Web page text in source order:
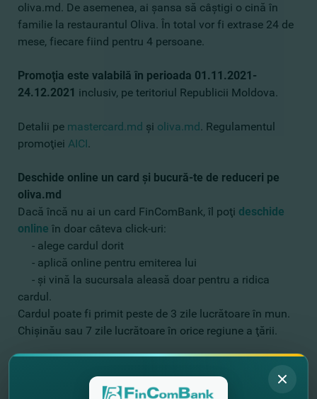
oliva.md. De asemenea, ai şansa să câştigi o cină în
familie la restaurantul Oliva. În total vor fi extrase 24 de
mese, fiecare fiind pentru 4 persoane.
Promoţia este valabilă în perioada 01.11.2021-
24.12.2021 inclusiv, pe teritoriul Republicii Moldova.
Detalii pe mastercard.md şi oliva.md. Regulamentul
promoţiei AICI.
Deschide online un card şi bucură-te de reduceri pe
oliva.md
Dacă încă nu ai un card FinComBank, îl poţi deschide
online în doar câteva click-uri:
- alege cardul dorit
- aplică online pentru emiterea lui
- şi vină la sucursala aleasă doar pentru a ridica
cardul.
Cardul poate fi primit peste de 3 zile lucrătoare în mun.
Chişinău sau 7 zile lucrătoare în orice regiune a ţării.